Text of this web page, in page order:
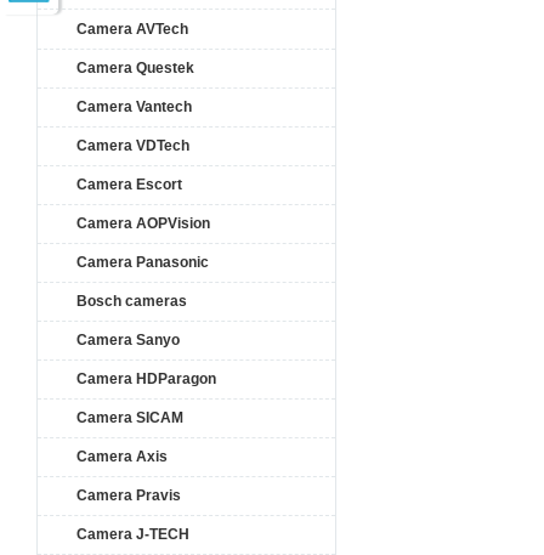
Camera AVTech
Camera Questek
Camera Vantech
Camera VDTech
Camera Escort
Camera AOPVision
Camera Panasonic
Bosch cameras
Camera Sanyo
Camera HDParagon
Camera SICAM
Camera Axis
Camera Pravis
Camera J-TECH